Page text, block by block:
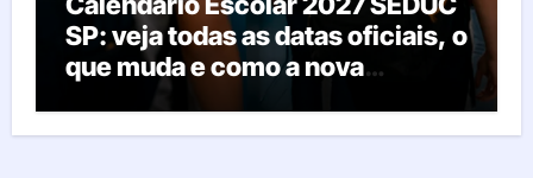
SP: veja todas as datas oficiais, o
que muda e como a nova